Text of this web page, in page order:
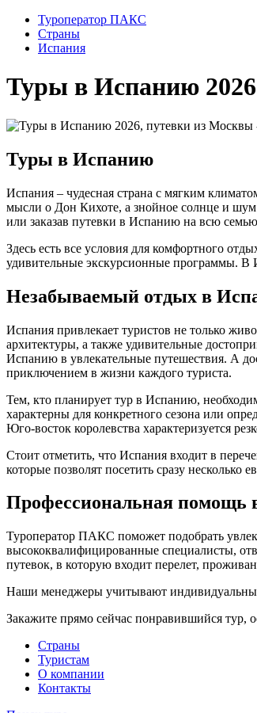
Туроператор ПАКС
Cтраны
Испания
Туры в Испанию 2026
Туры в Испанию
Испания – чудесная страна с мягким
мысли о Дон Кихоте, а знойное солнце и
или заказав путевки в Испанию на всю
Здесь есть все условия для комфортного
удивительные экскурсионные программы. В
Незабываемый отдых в
Испания привлекает туристов не только
архитектуры, а также удивительные
Испанию в увлекательные путешествия. А
приключением в жизни каждого туриста.
Тем, кто планирует тур в Испанию,
характерны для конкретного сезона или
Юго-восток королевства характеризуется
Стоит отметить, что Испания входит в
которые позволят посетить сразу несколько
Профессиональная помощь
Туроператор ПАКС поможет подобрать
высококвалифицированные специалисты,
путевок, в которую входит перелет,
Наши менеджеры учитывают
Закажите прямо сейчас понравившийся тур,
Cтраны
Туристам
О компании
Контакты